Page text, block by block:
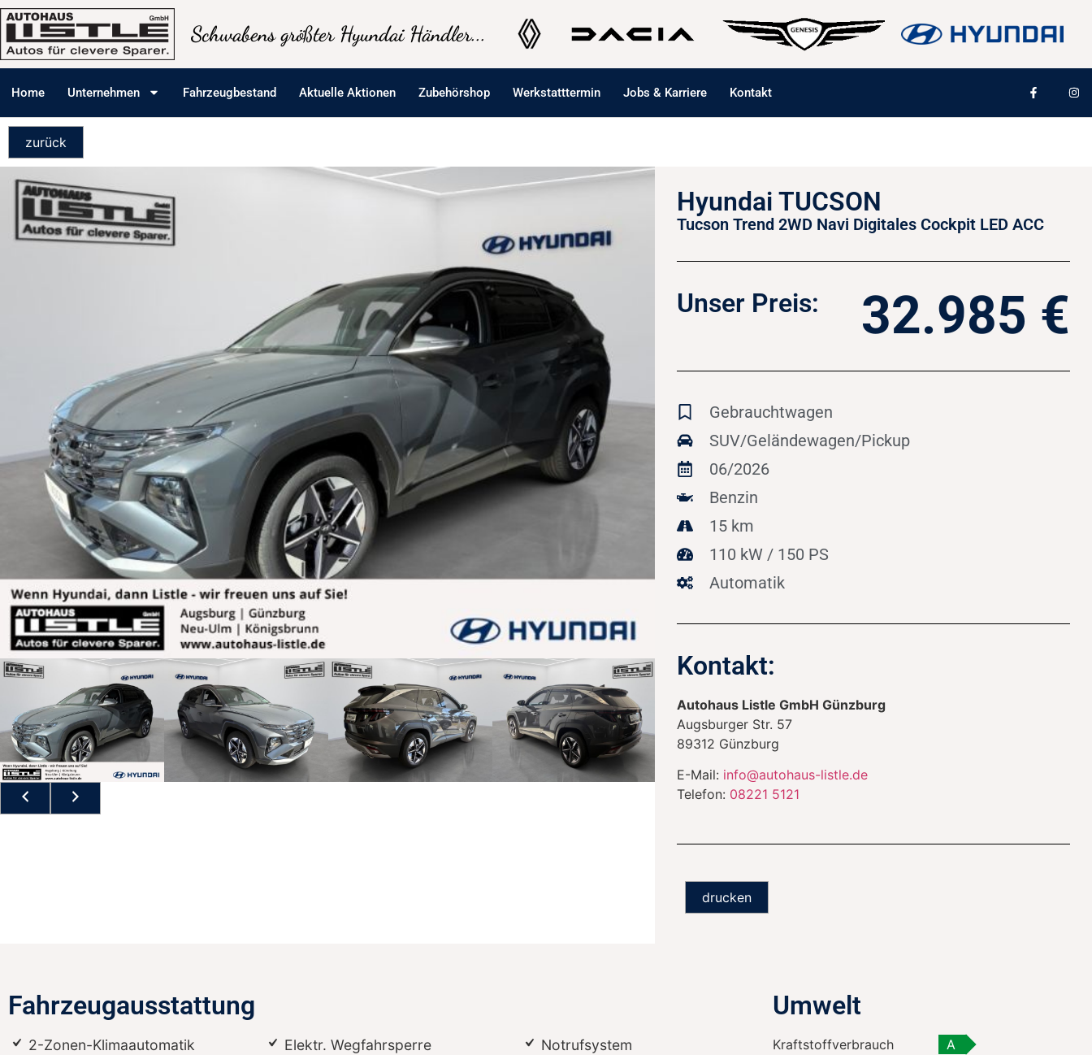
Schwabens größter Hyundai Händler...
Home Unternehmen Fahrzeugbestand Aktuelle Aktionen Zubehörshop Werkstatttermin Jobs & Karriere Kontakt
zurück
Hyundai TUCSON
Tucson Trend 2WD Navi Digitales Cockpit LED ACC
Unser Preis: 32.985 €
Gebrauchtwagen
SUV/Geländewagen/Pickup
06/2026
Benzin
15 km
110 kW / 150 PS
Automatik
Kontakt:
Autohaus Listle GmbH Günzburg
Augsburger Str. 57
89312 Günzburg
E-Mail: info@autohaus-listle.de
Telefon: 08221 5121
drucken
Fahrzeugausstattung
2-Zonen-Klimaautomatik
Elektr. Wegfahrsperre
Notrufsystem
Umwelt
Kraftstoffverbrauch
A